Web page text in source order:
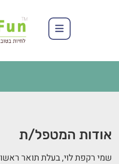
אודות המטפל/ת